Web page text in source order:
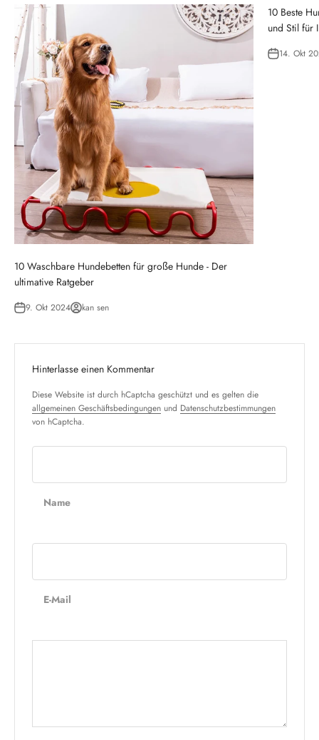
10 Waschbare Hundebetten für große Hunde - Der
ultimative Ratgeber
9. Okt 2024 kan sen
10 Beste
und Stil für
14. Okt
Hinterlasse einen Kommentar
Diese Website ist durch hCaptcha geschützt und es gelten die
allgemeinen Geschäftsbedingungen und Datenschutzbestimmungen
von hCaptcha.
Name
E-Mail